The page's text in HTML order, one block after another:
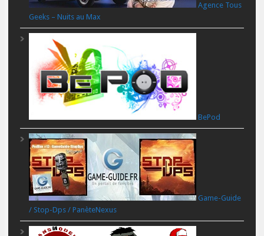
Agence Tous
Geeks – Nuits au Max
BePod
Game-Guide
/ Stop-Dps / PanèteNexus